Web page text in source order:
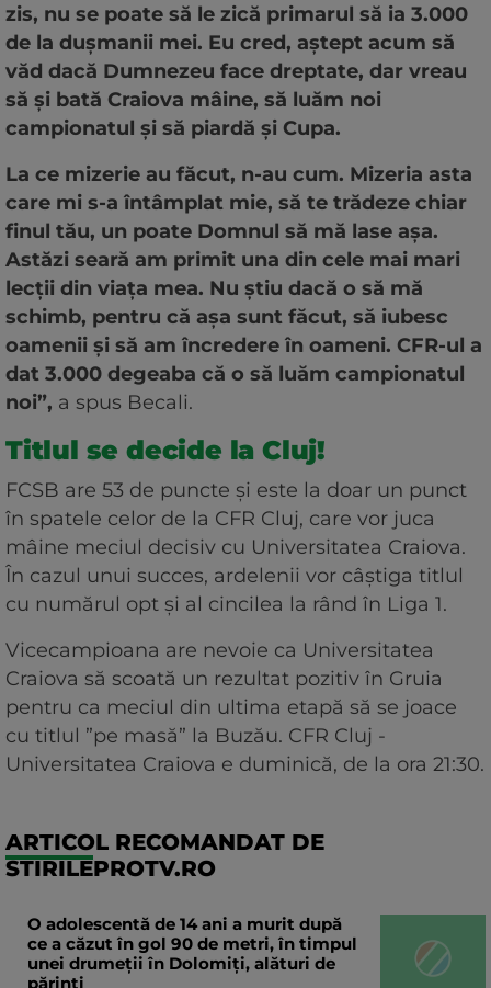
zis, nu se poate să le zică primarul să ia 3.000
de la duşmanii mei. Eu cred, aştept acum să
văd dacă Dumnezeu face dreptate, dar vreau
să şi bată Craiova mâine, să luăm noi
campionatul şi să piardă şi Cupa.
La ce mizerie au făcut, n-au cum. Mizeria asta
care mi s-a întâmplat mie, să te trădeze chiar
finul tău, un poate Domnul să mă lase aşa.
Astăzi seară am primit una din cele mai mari
lecţii din viaţa mea. Nu ştiu dacă o să mă
schimb, pentru că aşa sunt făcut, să iubesc
oamenii şi să am încredere în oameni. CFR-ul a
dat 3.000 degeaba că o să luăm campionatul
noi”, a spus Becali.
Titlul se decide la Cluj!
FCSB are 53 de puncte și este la doar un punct
în spatele celor de la CFR Cluj, care vor juca
mâine meciul decisiv cu Universitatea Craiova.
În cazul unui succes, ardelenii vor câștiga titlul
cu numărul opt și al cincilea la rând în Liga 1.
Vicecampioana are nevoie ca Universitatea
Craiova să scoată un rezultat pozitiv în Gruia
pentru ca meciul din ultima etapă să se joace
cu titlul ”pe masă” la Buzău. CFR Cluj -
Universitatea Craiova e duminică, de la ora 21:30.
ARTICOL RECOMANDAT DE
STIRILEPROTV.RO
O adolescentă de 14 ani a murit după
ce a căzut în gol 90 de metri, în timpul
unei drumeții în Dolomiți, alături de
părinți